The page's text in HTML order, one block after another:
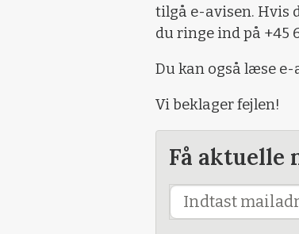
tilgå e-avisen. Hvis
du ringe ind på +45
Du kan også læse e-
Vi beklager fejlen!
Få aktuelle